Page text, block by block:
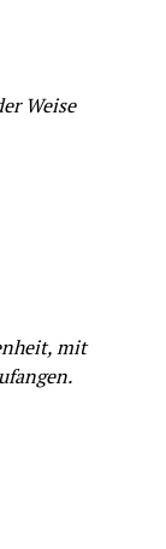
Weise
mit